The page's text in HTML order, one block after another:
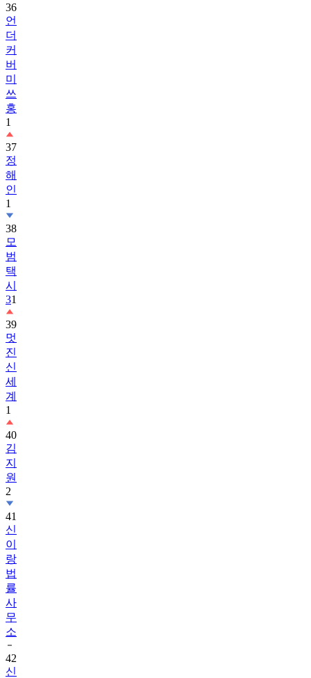
36
언
더
커
버
미
쓰
홍
1
37
정
해
인
1
38
모
범
택
시
31
39
멋
진
신
세
계
1
40
김
지
원
2
41
신
이
랑
법
률
사
무
소
42
신